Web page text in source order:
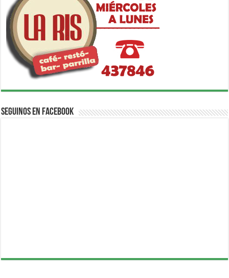
Seguinos en Facebook